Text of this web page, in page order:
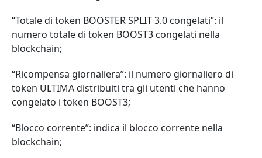
“Totale di token BOOSTER SPLIT 3.0 congelati”: il
numero totale di token BOOST3 congelati nella
blockchain;
“Ricompensa giornaliera”: il numero giornaliero di
token ULTIMA distribuiti tra gli utenti che hanno
congelato i token BOOST3;
“Blocco corrente”: indica il blocco corrente nella
blockchain;